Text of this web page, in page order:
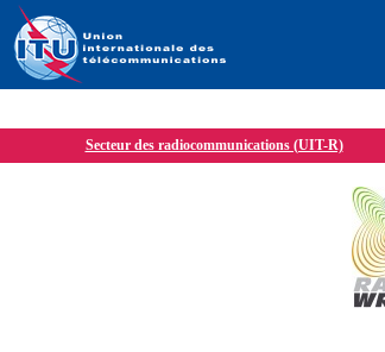
Secteur des radiocommunications (UIT-R)